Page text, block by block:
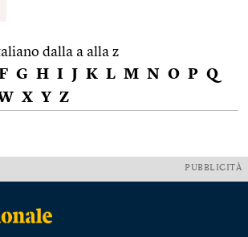
dalla a alla z
G H I J K L M N O P Q
X Y Z
PUBBLICITÀ